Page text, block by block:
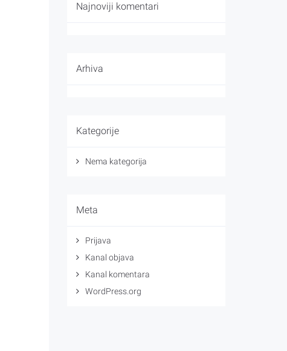
Najnoviji komentari
Arhiva
Kategorije
Nema kategorija
Meta
Prijava
Kanal objava
Kanal komentara
WordPress.org